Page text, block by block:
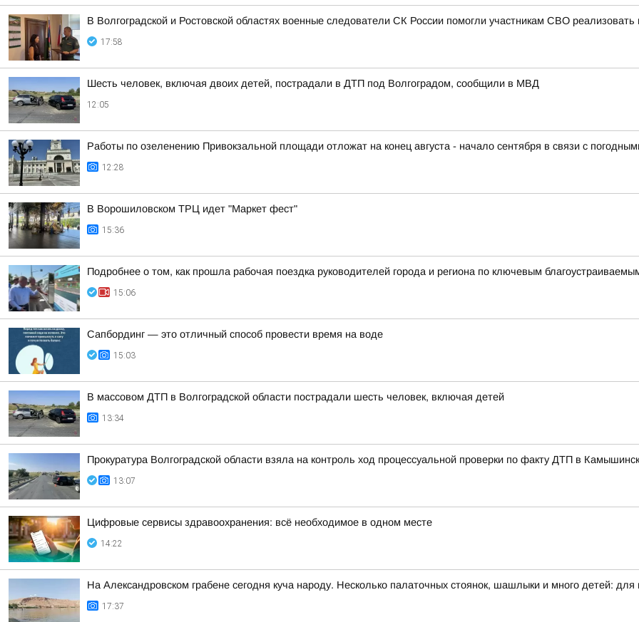
В Волгоградской и Ростовской областях военные следователи СК России помогли участникам СВО
17:58
Шесть человек, включая двоих детей, пострадали в ДТП под Волгоградом, сообщили в МВД
12:05
Работы по озеленению Привокзальной площади отложат на конец августа - начало сентября в связи с
12:28
В Ворошиловском ТРЦ идет "Маркет фест"
15:36
Подробнее о том, как прошла рабочая поездка руководителей города и региона по ключевым
15:06
Сапбординг — это отличный способ провести время на воде
15:03
В массовом ДТП в Волгоградской области пострадали шесть человек, включая детей
13:34
Прокуратура Волгоградской области взяла на контроль ход процессуальной проверки по факту ДТП в
13:07
Цифровые сервисы здравоохранения: всё необходимое в одном месте
14:22
На Александровском грабене сегодня куча народу. Несколько палаточных стоянок, шашлыки и много детей:
17:37